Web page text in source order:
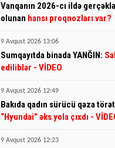
Vanqanın 2026-cı ildə
olunan hansı proqnozları var?
9 Avqust 2026 13:06
Sumqayıtda binada YANĞIN:
ediliblər - VİDEO
9 Avqust 2026 12:49
Bakıda qadın sürücü qəza
“Hyundai” əks yola çıxdı -
9 Avqust 2026 12:23